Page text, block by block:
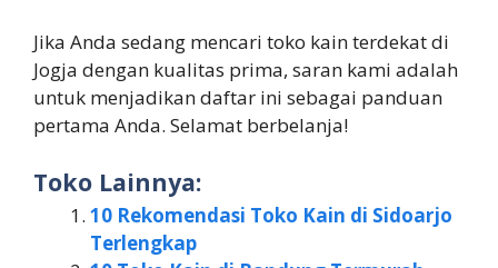
Jika Anda sedang mencari toko kain terdekat di
Jogja dengan kualitas prima, saran kami adalah
untuk menjadikan daftar ini sebagai panduan
pertama Anda. Selamat berbelanja!
Toko Lainnya:
10 Rekomendasi Toko Kain di Sidoarjo
Terlengkap